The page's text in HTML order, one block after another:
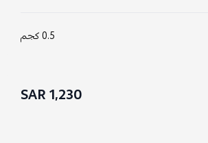
0.5 كجم
1,230 SAR